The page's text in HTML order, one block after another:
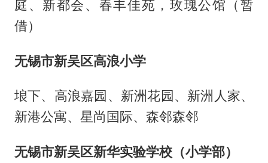
庭、新都会、春丰佳苑，玫瑰公馆（暂
借）
无锡市新吴区高浪小学
埌下、高浪嘉园、新洲花园、新洲人家、
新港公寓、星尚国际、森邻森邻
无锡市新吴区新华实验学校（小学部）